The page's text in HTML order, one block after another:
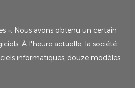
». Nous avons obtenu un certain
À l'heure actuelle, la société
informatiques, douze modèles